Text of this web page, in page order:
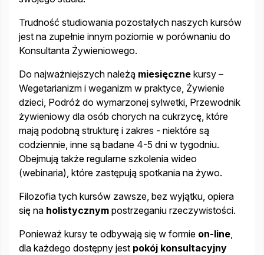
Trudność studiowania pozostałych naszych kursów
jest na zupełnie innym poziomie w porównaniu do
Konsultanta Żywieniowego.
Do najważniejszych należą miesięczne kursy –
Wegetarianizm i weganizm w praktyce, Żywienie
dzieci, Podróż do wymarzonej sylwetki, Przewodnik
żywieniowy dla osób chorych na cukrzycę, które
mają podobną strukturę i zakres - niektóre są
codziennie, inne są badane 4-5 dni w tygodniu.
Obejmują także regularne szkolenia wideo
(webinaria), które zastępują spotkania na żywo.
Filozofia tych kursów zawsze, bez wyjątku, opiera
się na holistycznym postrzeganiu rzeczywistości.
Ponieważ kursy te odbywają się w formie on-line
dla każdego dostępny jest pokój konsultacyjny